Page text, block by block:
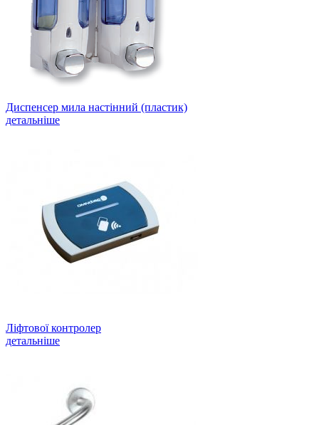
Диспенсер мила настінний (пластик)
детальніше
Ліфтової контролер
детальніше